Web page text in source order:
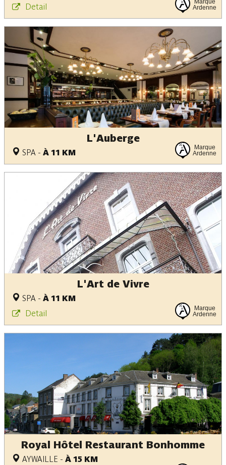
Detail
Marque
Ardenne
L'Auberge
SPA - À 11 KM
Marque
Ardenne
L'Art de Vivre
SPA - À 11 KM
Detail
Marque
Ardenne
Royal Hôtel Restaurant Bonhomme
AYWAILLE - À 15 KM